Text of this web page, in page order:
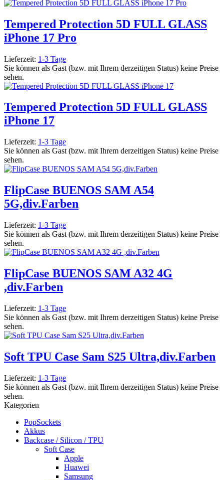
Tempered Protection 5D FULL GLASS
iPhone 17 Pro
Lieferzeit: 1-3 Tage
Sie können als Gast (bzw. mit Ihrem derzeitigen Status) keine Preise
sehen.
Tempered Protection 5D FULL GLASS
iPhone 17
Lieferzeit: 1-3 Tage
Sie können als Gast (bzw. mit Ihrem derzeitigen Status) keine Preise
sehen.
FlipCase BUENOS SAM A54
5G,div.Farben
Lieferzeit: 1-3 Tage
Sie können als Gast (bzw. mit Ihrem derzeitigen Status) keine Preise
sehen.
FlipCase BUENOS SAM A32 4G
,div.Farben
Lieferzeit: 1-3 Tage
Sie können als Gast (bzw. mit Ihrem derzeitigen Status) keine Preise
sehen.
Soft TPU Case Sam S25 Ultra,div.Farben
Lieferzeit: 1-3 Tage
Sie können als Gast (bzw. mit Ihrem derzeitigen Status) keine Preise
sehen.
Kategorien
PopSockets
Akkus
Backcase / Silicon / TPU
Soft Case
Apple
Huawei
Samsung